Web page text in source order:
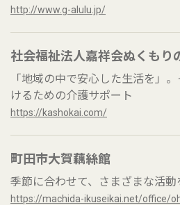
http://www.g-alulu.jp/
社会福祉法人嘉祥会ぬくもり
「地域の中で安心した生活を」
けるための介護サポート
https://kashokai.com/
町田市大賀藕絲館
季節に合わせて、さまざまな活
https://machida-ikuseikai.net/office/